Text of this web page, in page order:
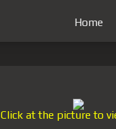
Home
Click at the picture to